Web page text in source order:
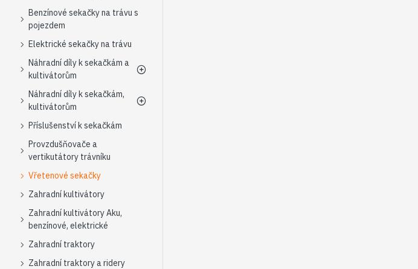
Benzínové sekačky na trávu s
pojezdem
Elektrické sekačky na trávu
Náhradní díly k sekačkám a
kultivátorům
Náhradní díly k sekačkám,
kultivátorům
Příslušenství k sekačkám
Provzdušňovače a
vertikutátory trávníku
Vřetenové sekačky
Zahradní kultivátory
Zahradní kultivátory Aku,
benzínové, elektrické
Zahradní traktory
Zahradní traktory a ridery